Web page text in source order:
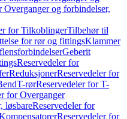
Overganger og forbindelser,
for TilkoblingerTilbehør til
for rør og fittingsKlammer
Geberit
Reservedeler for
ReduksjonerReservedeler for
T-rørReservedeler for T-
for Overganger
løsbareReservedeler for
Reservedeler for